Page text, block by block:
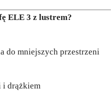
ELE 3 z lustrem?
do mniejszych przestrzeni
i drążkiem